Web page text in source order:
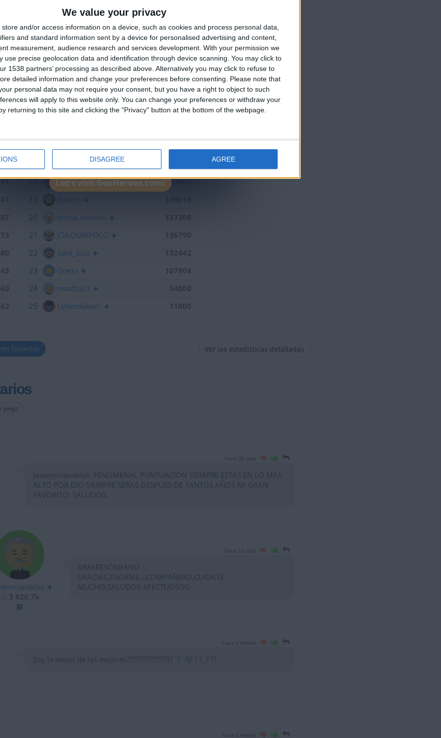
We value your privacy
store and/or access information on a device, such as cookies and process personal data,
and standard information sent by a device for personalised advertising and content,
measurement, audience research and services development. With your permission we
use precise geolocation data and identification through device scanning. You may click to
1538 partners’ processing as described above. Alternatively you may click to refuse to
detailed information and change your preferences before consenting.
Please note that
personal data may not require your consent, but you have a right to object to such
will apply to this website only. You can change your preferences or withdraw your
returning to this site and clicking the "Privacy" button at the bottom of the webpage.
DISAGREE AGREE
9
maherlo
144060
10
Centenario
143962
11
karawankenwolf
143161
12
edurod22
142574
13
RUYDIAZ
142126
14
albamancha
142124
18
Loredana
139667
19
20
teresa urzainki
21
JOAQUINPOLO
22
pato_loco
23
Gretta
24
martha21
25
Lehendakari-
favoritos Ver las estadísticas detalladas
juego
hace 26 días
joseenricandelas. FENOMENAL PUNTUACION SIEMPRE ESTAS EN LO MAS
ALTO POR ESO SIEMPRE SERAS DESPUES DE TANTOS AÑOS MI GRAN
FAVORITO. SALUDOS.
hace 15 días
@MARESCRIBANO :
GRACIAS,ENORME...COMPAÑERO,CUIDATE
MUCHO,SALUDOS AFECTUOSOS.
hace 2 meses
Soy la mejor de las mejores??????????????(?´?`?)? ? ?_? ??
hace 2 meses
🇺🇸 We noticed you’re visiting from
an English-speaking country
Join our American version now and be among
the firsts to submit your score on our
leaderboards!
Let's visit GeoHeroes.com!